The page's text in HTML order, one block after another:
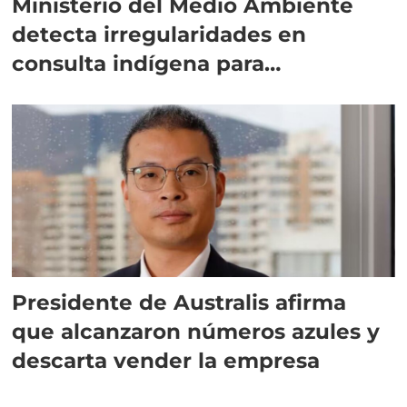
detecta irregularidades en
consulta indígena para
Presidente de Australis afirma
que alcanzaron números azules y
descarta vender la empresa